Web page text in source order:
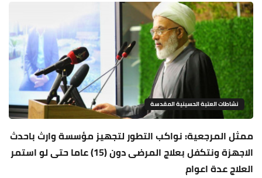
نشاطات العتبة الحسينية المقدسة
ممثل المرجعية: نواكب التطور لتجهيز مؤسسة وارث باحدث
الاجهزة ونتكفل بعلاج المرضى دون (15) عاما حتى لو استمر
العلاج عدة اعوام